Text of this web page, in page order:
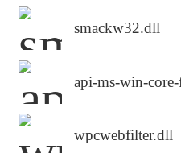
smackw32.dll
api-ms-win-
wpcwebfilter.dll